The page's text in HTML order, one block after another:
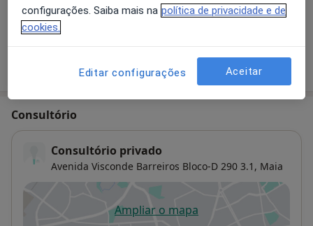
Sem informação sobre serviços e preços
Este especialista ainda não adicionou nenhuma
Consultório
Consultório privado
Avenida Visconde Barreiros Bloco-D 290 3.1, Maia
Ampliar o mapaabre num novo separador
configurações. Saiba mais na política de privacidade e de
cookies.
Editar configurações Aceitar